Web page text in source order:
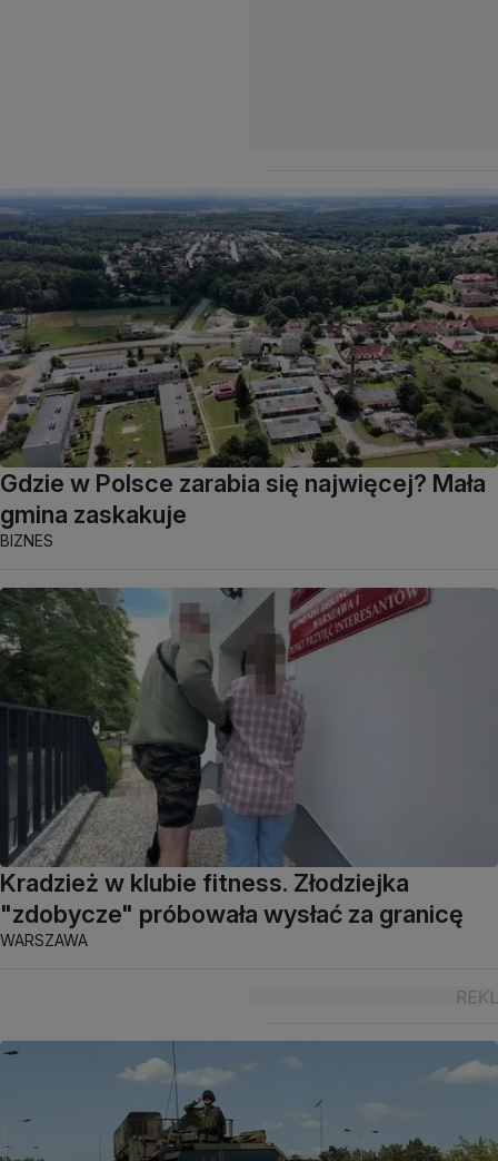
Gdzie w Polsce zarabia się najwięcej? Mała
gmina zaskakuje
BIZNES
Kradzież w klubie fitness. Złodziejka
"zdobycze" próbowała wysłać za granicę
WARSZAWA